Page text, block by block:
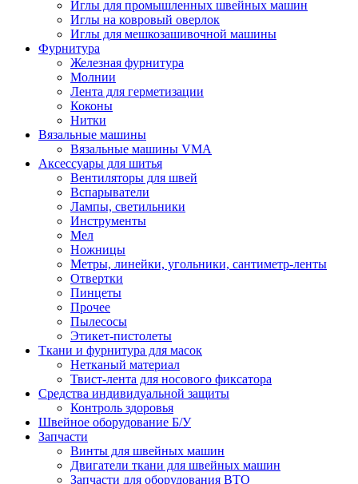
Иглы для промышленных швейных машин
Иглы на ковровый оверлок
Иглы для мешкозашивочной машины
Фурнитура
Железная фурнитура
Молнии
Лента для герметизации
Коконы
Нитки
Вязальные машины
Вязальные машины VMA
Аксессуары для шитья
Вентиляторы для швей
Вспарыватели
Лампы, светильники
Инструменты
Мел
Ножницы
Метры, линейки, угольники, сантиметр-ленты
Отвертки
Пинцеты
Прочее
Пылесосы
Этикет-пистолеты
Ткани и фурнитура для масок
Нетканый материал
Твист-лента для носового фиксатора
Средства индивидуальной защиты
Контроль здоровья
Швейное оборудование Б/У
Запчасти
Винты для швейных машин
Двигатели ткани для швейных машин
Запчасти для оборудования ВТО